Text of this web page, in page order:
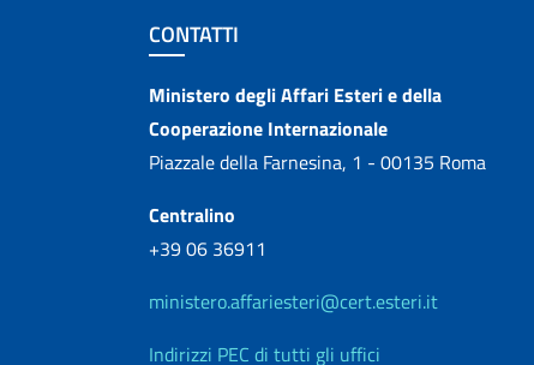
Sezione footer
CONTATTI
Contatti
Ministero degli Affari Esteri e della
Cooperazione Internazionale
Piazzale della Farnesina, 1 - 00135 Roma
Centralino
+39 06 36911
ministero.affariesteri@cert.esteri.it
Indirizzi PEC di tutti gli uffici